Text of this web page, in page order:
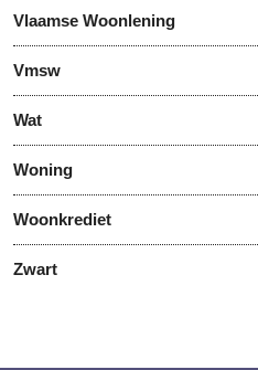
Vlaamse Woonlening
Vmsw
Wat
Woning
Woonkrediet
Zwart